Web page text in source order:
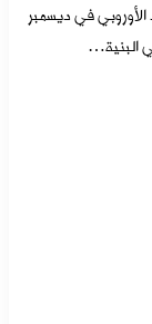
الأوروبي في ديسمبر